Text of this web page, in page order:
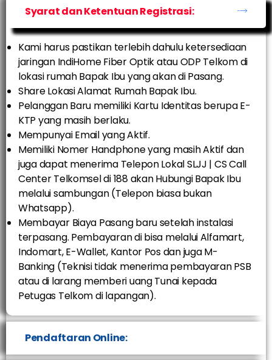
Syarat dan Ketentuan Registrasi:
Kami harus pastikan terlebih dahulu ketersediaan
jaringan IndiHome Fiber Optik atau ODP Telkom di
lokasi rumah Bapak Ibu yang akan di Pasang.
Share Lokasi Alamat Rumah Bapak Ibu.
Pelanggan Baru memiliki Kartu Identitas berupa E-
KTP yang masih berlaku.
Mempunyai Email yang Aktif.
Memiliki Nomer Handphone yang masih Aktif dan
juga dapat menerima Telepon Lokal SLJJ | CS Call
Center Telkomsel di 188 akan Hubungi Bapak Ibu
melalui sambungan (Telepon biasa bukan
Whatsapp).
Membayar Biaya Pasang baru setelah instalasi
terpasang. Pembayaran di bisa melalui Alfamart,
Indomart, E-Wallet, Kantor Pos dan juga M-
Banking (Teknisi tidak menerima pembayaran PSB
atau di larang memberi uang Tunai kepada
Petugas Telkom di lapangan).
Pendaftaran Online: